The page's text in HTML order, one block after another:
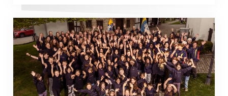
Wenn Mitmachen selbstverständlich ist